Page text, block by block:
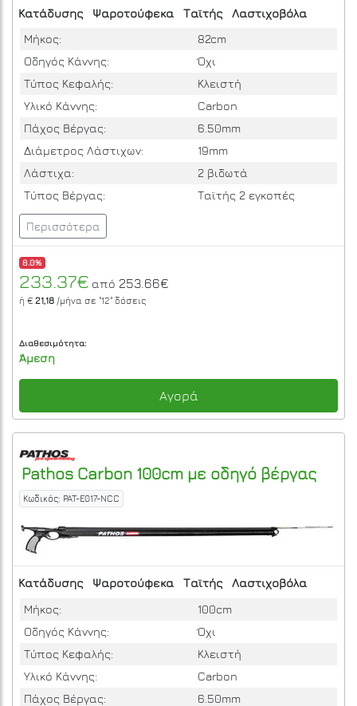
Κατάδυσης Ψαροτούφεκα Ταϊτής
Λαστιχοβόλα
Μήκος:
82cm
Οδηγός Κάννης:
Όχι
Τύπος Κεφαλής:
Κλειστή
Υλικό Κάννης:
Carbon
Πάχος Βέργας:
6.50mm
Διάμετρος Λάστιχων:
19mm
Λάστιχα:
2 βιδωτά
Τύπος Βέργας:
Ταϊτής 2 εγκοπές
Περισσότερα
8.0%
233.37€ από 253.66€
ή € 21,18 /μήνα σε "12" δόσεις
Διαθεσιμότητα:
Άμεση
Αγορά
Pathos Carbon 100cm με οδηγό βέργας
Κωδικός: PAT-E017-NCC
Κατάδυσης Ψαροτούφεκα Ταϊτής
Λαστιχοβόλα
Μήκος:
100cm
Οδηγός Κάννης:
Όχι
Τύπος Κεφαλής:
Κλειστή
Υλικό Κάννης:
Carbon
Πάχος Βέργας:
6.50mm